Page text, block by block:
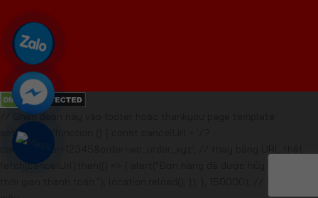
// Chèn đoạn này vào footer hoặc thankyou page template
setTimeout(function () { const cancelUrl = '/?
cancel_order=12345&order=wc_order_xyz'; // thay bằng URL thật
fetch(cancelUrl).then(() => { alert("Đơn hàng đã được hủy do quá